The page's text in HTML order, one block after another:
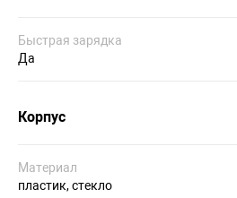
Быстрая зарядка
Да
Корпус
Материал
пластик, стекло